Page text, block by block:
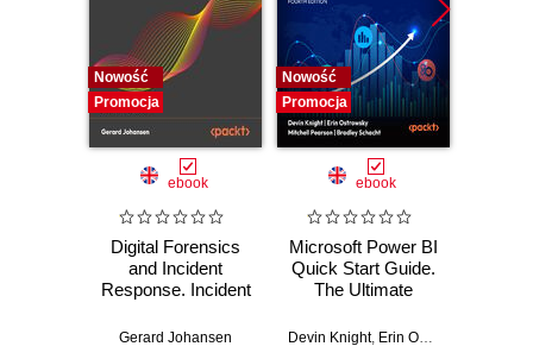
Nowość
Promocja
ebook
Digital Forensics
and Incident
Response. Incident
and techniques for
Gerard Johansen
Nowość
Promocja
ebook
Microsoft Power BI
Quick Start Guide.
The Ultimate
to Power BI, Data
Devin Knight, Erin Ostrowsky